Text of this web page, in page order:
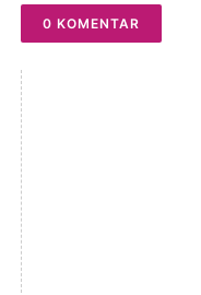
0 KOMENTAR